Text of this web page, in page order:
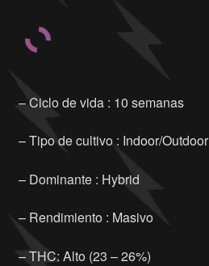
– Ciclo de vida : 10 semanas
– Tipo de cultivo : Indoor/Outdoor
– Dominante : Hybrid
– Rendimiento : Masivo
– THC: Alto (23 – 26%)